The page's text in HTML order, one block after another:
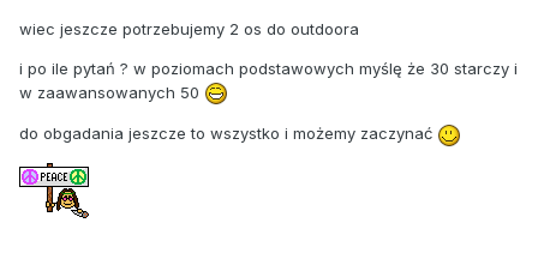
wiec jeszcze potrzebujemy 2 os do outdoora
i po ile pytań ? w poziomach podstawowych myślę że 30 starczy i
w zaawansowanych 50
do obgadania jeszcze to wszystko i możemy zaczynać